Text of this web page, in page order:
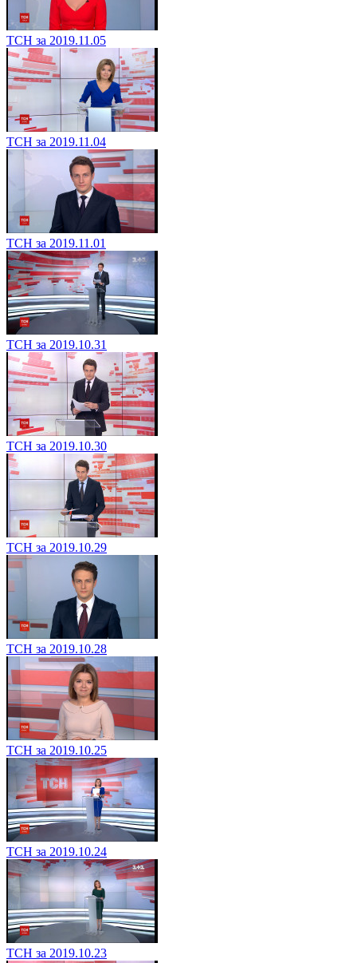
ТСН за 2019.11.05
ТСН за 2019.11.04
ТСН за 2019.11.01
ТСН за 2019.10.31
ТСН за 2019.10.30
ТСН за 2019.10.29
ТСН за 2019.10.28
ТСН за 2019.10.25
ТСН за 2019.10.24
ТСН за 2019.10.23